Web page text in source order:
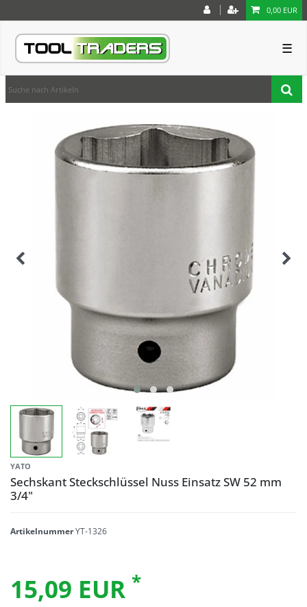
0,00 EUR
☰
YATO
Sechskant Steckschlüssel Nuss Einsatz SW 52 mm
3/4"
ArtikelnummerYT-1326
15,09 EUR *